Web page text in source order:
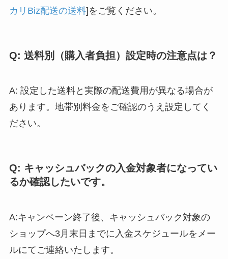
カリBiz配送の送料]をご覧ください。
Q: 送料別（購入者負担）設定時の注意点は？
A: 設定した送料と実際の配送費用が異なる場合が
あります。地帯別料金をご確認のうえ設定してく
ださい。
Q: キャッシュバックの入金対象者になってい
るか確認したいです。
A:キャンペーン終了後、キャッシュバック対象の
ショップへ3月末日までに入金スケジュールをメー
ルにてご連絡いたします。